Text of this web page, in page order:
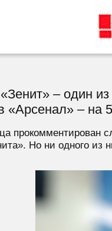
– один
«Арсенал» – на
Но ни одного из